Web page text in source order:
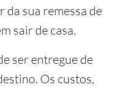
sua remessa de
sair de casa.
ser entregue de
Os custos,